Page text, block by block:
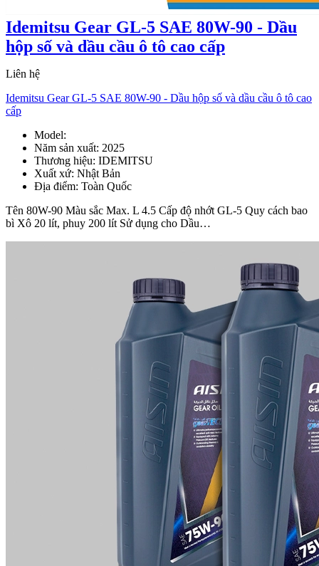
Idemitsu Gear GL-5 SAE 80W-90 - Dầu
hộp số và dầu cầu ô tô cao cấp
Liên hệ
Idemitsu Gear GL-5 SAE 80W-90 - Dầu hộp số và dầu cầu ô tô cao
cấp
Model:
Năm sản xuất: 2025
Thương hiệu: IDEMITSU
Xuất xứ: Nhật Bản
Địa điểm: Toàn Quốc
Tên 80W-90 Màu sắc Max. L 4.5 Cấp độ nhớt GL-5 Quy cách bao
bì Xô 20 lít, phuy 200 lít Sử dụng cho Dầu…